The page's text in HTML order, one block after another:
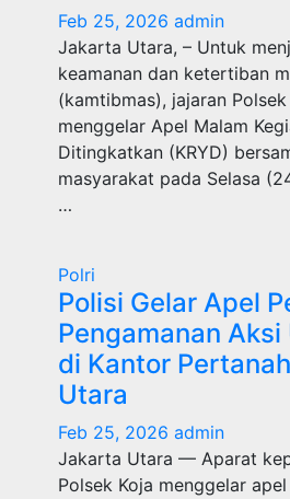
Feb 25, 2026 admin
Jakarta Utara, – Untuk
keamanan dan ketertiban
(kamtibmas), jajaran
menggelar Apel Malam
Ditingkatkan (KRYD)
masyarakat pada Selasa
…
Polri
Polisi Gelar Apel
Pengamanan Aksi
di Kantor
Utara
Feb 25, 2026 admin
Jakarta Utara — Aparat
Polsek Koja menggelar